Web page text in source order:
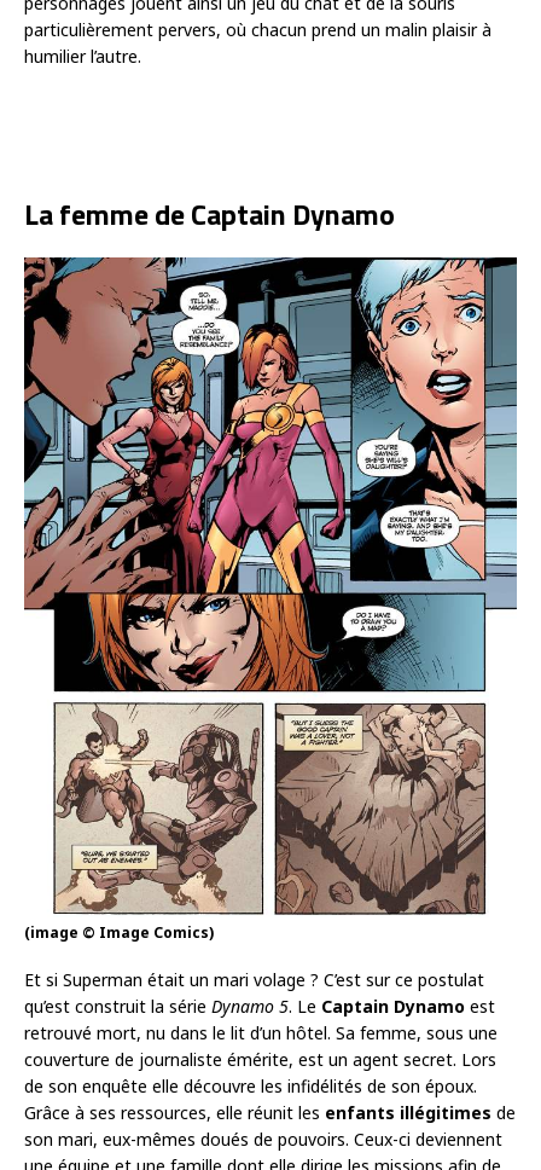
particulièrement pervers, où chacun prend un malin plaisir à
humilier l’autre.
La femme de Captain Dynamo
(image © Image Comics)
Et si Superman était un mari volage ? C’est sur ce postulat
qu’est construit la série Dynamo 5. Le Captain Dynamo est
retrouvé mort, nu dans le lit d’un hôtel. Sa femme, sous une
couverture de journaliste émérite, est un agent secret. Lors
de son enquête elle découvre les infidélités de son époux.
Grâce à ses ressources, elle réunit les enfants illégitimes de
son mari, eux-mêmes doués de pouvoirs. Ceux-ci deviennent